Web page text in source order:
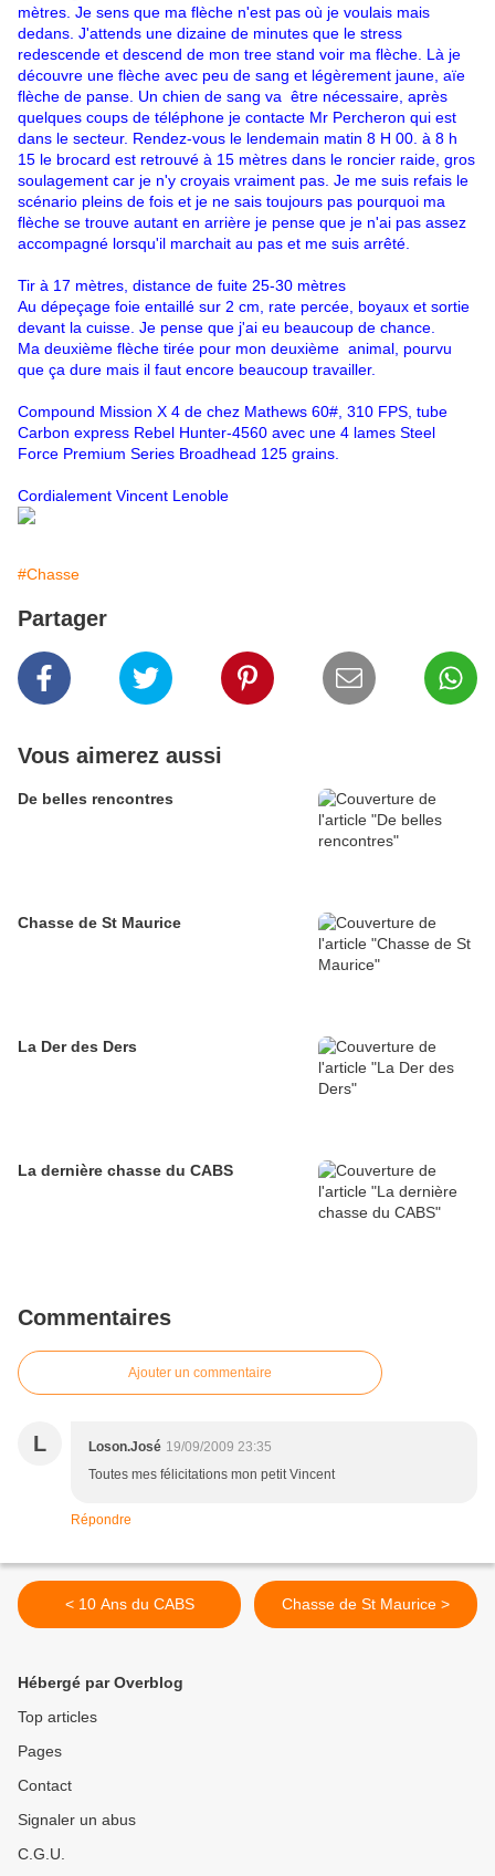
mètres. Je sens que ma flèche n'est pas où je voulais mais
dedans. J'attends une dizaine de minutes que le stress
redescende et descend de mon tree stand voir ma flèche. Là je
découvre une flèche avec peu de sang et légèrement jaune, aïe
flèche de panse. Un chien de sang va être nécessaire, après
quelques coups de téléphone je contacte Mr Percheron qui est
dans le secteur. Rendez-vous le lendemain matin 8 H 00. à 8 h
15 le brocard est retrouvé à 15 mètres dans le roncier raide, gros
soulagement car je n'y croyais vraiment pas. Je me suis refais le
scénario pleins de fois et je ne sais toujours pas pourquoi ma
flèche se trouve autant en arrière je pense que je n'ai pas assez
accompagné lorsqu'il marchait au pas et me suis arrêté.
Tir à 17 mètres, distance de fuite 25-30 mètres
Au dépeçage foie entaillé sur 2 cm, rate percée, boyaux et sortie
devant la cuisse. Je pense que j'ai eu beaucoup de chance.
Ma deuxième flèche tirée pour mon deuxième animal, pourvu
que ça dure mais il faut encore beaucoup travailler.
Compound Mission X 4 de chez Mathews 60#, 310 FPS, tube
Carbon express Rebel Hunter-4560 avec une 4 lames Steel
Force Premium Series Broadhead 125 grains.
Cordialement Vincent Lenoble
#Chasse
Partager
Vous aimerez aussi
De belles rencontres
Chasse de St Maurice
La Der des Ders
La dernière chasse du CABS
Commentaires
Ajouter un commentaire
L Loson.José 19/09/2009 23:35
Toutes mes félicitations mon petit Vincent
Répondre
< 10 Ans du CABS Chasse de St Maurice >
Hébergé par Overblog
Top articles
Pages
Contact
Signaler un abus
C.G.U.